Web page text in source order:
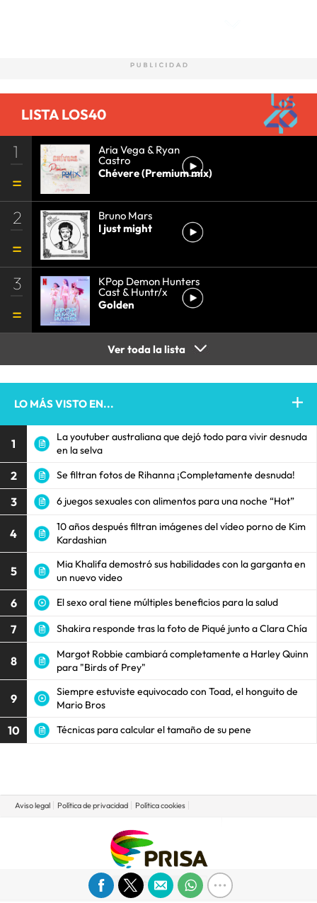
LISTA LOS40
1 Aria Vega & Ryan
Castro
Chévere (Premium mix)
2
Bruno Mars
I just might
3 KPop Demon Hunters
Cast & Huntr/x
Golden
Ver toda la lista
LO MÁS VISTO EN...
1
La youtuber australiana que dejó todo para vivir desnuda
en la selva
2 Se filtran fotos de Rihanna ¡Completamente desnuda!
3 6 juegos sexuales con alimentos para una noche “Hot”
4
10 años después filtran imágenes del vídeo porno de Kim
Kardashian
5
Mia Khalifa demostró sus habilidades con la garganta en
un nuevo video
6 El sexo oral tiene múltiples beneficios para la salud
7 Shakira responde tras la foto de Piqué junto a Clara Chía
8
Margot Robbie cambiará completamente a Harley Quinn
para "Birds of Prey"
9
Siempre estuviste equivocado con Toad, el honguito de
Mario Bros
10 Técnicas para calcular el tamaño de su pene
Aviso legal Política de privacidad Política cookies